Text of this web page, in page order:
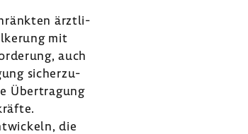
ärzt­li­
mit
auch
sicher­zu­
Über­tra­gung
die